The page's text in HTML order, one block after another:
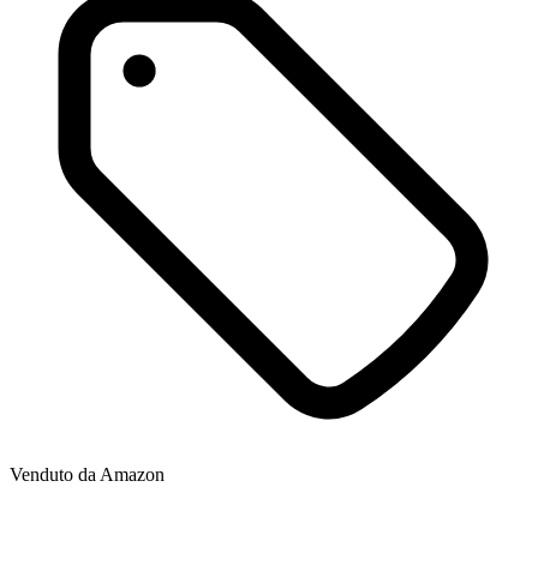
Venduto da Amazon